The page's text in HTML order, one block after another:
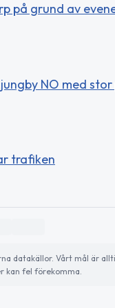
på grund av
NO med
trafiken
datakällor. Vårt mål är
kan fel förekomma.